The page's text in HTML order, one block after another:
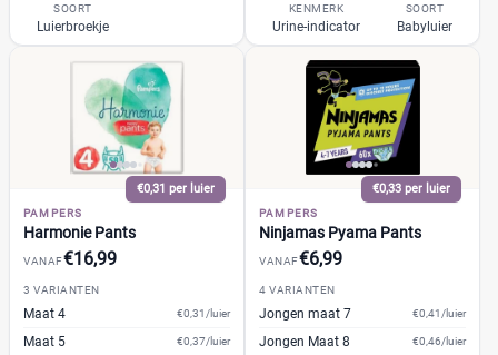
Trekpleister
Wiona (4)
20 40
Verpakking
(93)
Standaard pak
Voordeelpak
Voorraadbox
SOORT
Luierbroekje
KENMERK
Urine-indicator
SOORT
Babyluier
€0,31 per luier
PAMPERS
Harmonie Pants
VANAF€16,99
3 VARIANTEN
Maat 4 €0,31/luier
Maat 5 €0,37/luier
€0,33 per luier
PAMPERS
Ninjamas Pyama Pants
VANAF€6,99
4 VARIANTEN
Jongen maat 7 €0,41/luier
Jongen Maat 8 €0,46/luier